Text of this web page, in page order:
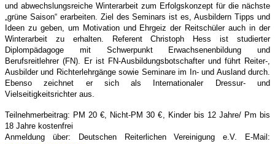
und abwechslungsreiche Winterarbeit zum Erfolgskonzept für die nächste
„grüne Saison“ erarbeiten. Ziel des Seminars ist es, Ausbildern Tipps und
Ideen zu geben, um Motivation und Ehrgeiz der Reitschüler auch in der
Winterarbeit zu erhalten. Referent Christoph Hess ist studierter
Diplompädagoge mit Schwerpunkt Erwachsenenbildung und
Berufsreitlehrer (FN). Er ist FN-Ausbildungsbotschafter und führt Reiter-,
Ausbilder und Richterlehrgänge sowie Seminare im In- und Ausland durch.
Ebenso zeichnet er sich als Internationaler Dressur- und
Vielseitigkeitsrichter aus.
Teilnehmerbeitrag: PM 20 €, Nicht-PM 30 €, Kinder bis 12 Jahre/ Pm bis
18 Jahre kostenfrei
Anmeldung über: Deutschen Reiterlichen Vereinigung e.V. E-Mail: